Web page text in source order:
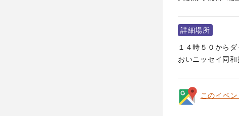
詳細場所
１４時５０から
おいニッセイ同
このイベ